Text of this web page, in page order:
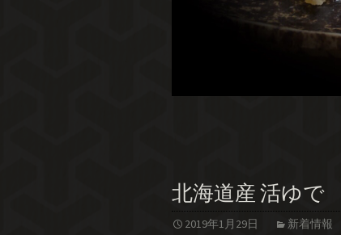
北海道産 活ゆで
2019年1月29日 新着情報